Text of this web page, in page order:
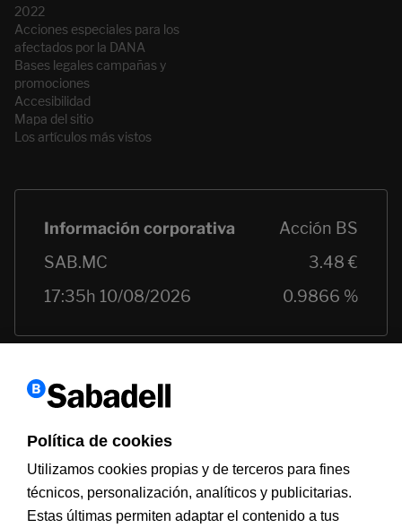
2022
Acciones especiales para los
afectados por la DANA
Bases legales campañas y
promociones
Accesibilidad
Mapa del sitio
Los artículos más vistos
Política de cookies
Utilizamos cookies propias y de terceros para fines
técnicos, personalización, analíticos y publicitarias.
Estas últimas permiten adaptar el contenido a tus